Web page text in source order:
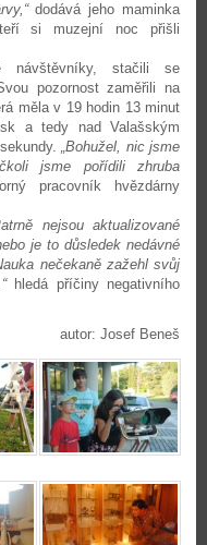
dodává jeho maminka
si muzejní noc přišli
návštěvníky, stačili se
pozornost zaměřili na
měla v 19 hodin 13 minut
a tedy nad Valašským
„Bohužel, nic jsme
jsme pořídili zhruba
pracovník hvězdárny
nejsou aktualizované
je to důsledek nedávné
nečekaně zažehl svůj
hledá příčiny negativního
autor: Josef Beneš